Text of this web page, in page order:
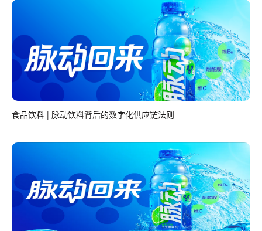
食品饮料 | 脉动饮料背后的数字化供应链法则